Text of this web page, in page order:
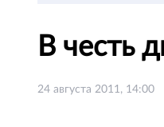
В честь
24 августа 2011, 14:00